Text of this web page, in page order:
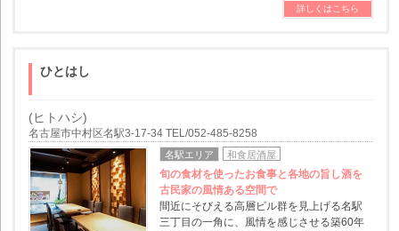
詳しくはこちら
ひとはし
(ヒトハシ)
名古屋市中村区名駅3-17-34 TEL/052-485-8258
名駅エリア 和食居酒屋
旬の食材を使ったお食事と各地の旨し酒を
古民家の風情ある空間で
間近にそびえる高層ビル群を見上げる名駅
三丁目の一角に、風情を感じさせる築60年